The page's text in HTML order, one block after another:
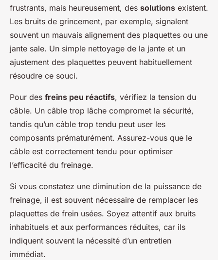
frustrants, mais heureusement, des solutions existent.
Les bruits de grincement, par exemple, signalent
souvent un mauvais alignement des plaquettes ou une
jante sale. Un simple nettoyage de la jante et un
ajustement des plaquettes peuvent habituellement
résoudre ce souci.
Pour des freins peu réactifs, vérifiez la tension du
câble. Un câble trop lâche compromet la sécurité,
tandis qu’un câble trop tendu peut user les
composants prématurément. Assurez-vous que le
câble est correctement tendu pour optimiser
l’efficacité du freinage.
Si vous constatez une diminution de la puissance de
freinage, il est souvent nécessaire de remplacer les
plaquettes de frein usées. Soyez attentif aux bruits
inhabituels et aux performances réduites, car ils
indiquent souvent la nécessité d’un entretien
immédiat.